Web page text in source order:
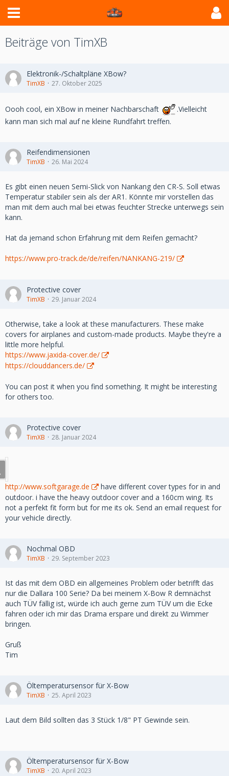
Beiträge von TimXB
Elektronik-/Schaltpläne XBow?
TimXB 27. Oktober 2025
Oooh cool, ein XBow in meiner Nachbarschaft
.Vielleicht
kann man sich mal auf ne kleine Rundfahrt treffen.
Reifendimensionen
TimXB 26. Mai 2024
Es gibt einen neuen Semi-Slick von Nankang den CR-S. Soll etwas
Temperatur stabiler sein als der AR1. Könnte mir vorstellen das
man mit dem auch mal bei etwas feuchter Strecke unterwegs sein
kann.
Hat da jemand schon Erfahrung mit dem Reifen gemacht?
https://www.pro-track.de/de/reifen/NANKANG-219/
Protective cover
TimXB 29. Januar 2024
Otherwise, take a look at these manufacturers. These make
covers for airplanes and custom-made products. Maybe they're a
little more helpful.
https://www.jaxida-cover.de/
https://clouddancers.de/
You can post it when you find something. It might be interesting
for others too.
Protective cover
TimXB 28. Januar 2024
http://www.softgarage.de
have different cover types for in and
outdoor. i have the heavy outdoor cover and a 160cm wing. Its
not a perfekt fit form but for me its ok. Send an email request for
your vehicle directly.
Nochmal OBD
TimXB 29. September 2023
Ist das mit dem OBD ein allgemeines Problem oder betrifft das
nur die Dallara 100 Serie? Da bei meinem X-Bow R demnächst
auch TÜV fällig ist, würde ich auch gerne zum TÜV um die Ecke
fahren oder ich mir das Drama erspare und direkt zu Wimmer
bringen.
Gruß
Tim
Öltemperatursensor für X-Bow
TimXB 25. April 2023
Laut dem Bild sollten das 3 Stück 1/8" PT Gewinde sein.
Öltemperatursensor für X-Bow
TimXB 20. April 2023